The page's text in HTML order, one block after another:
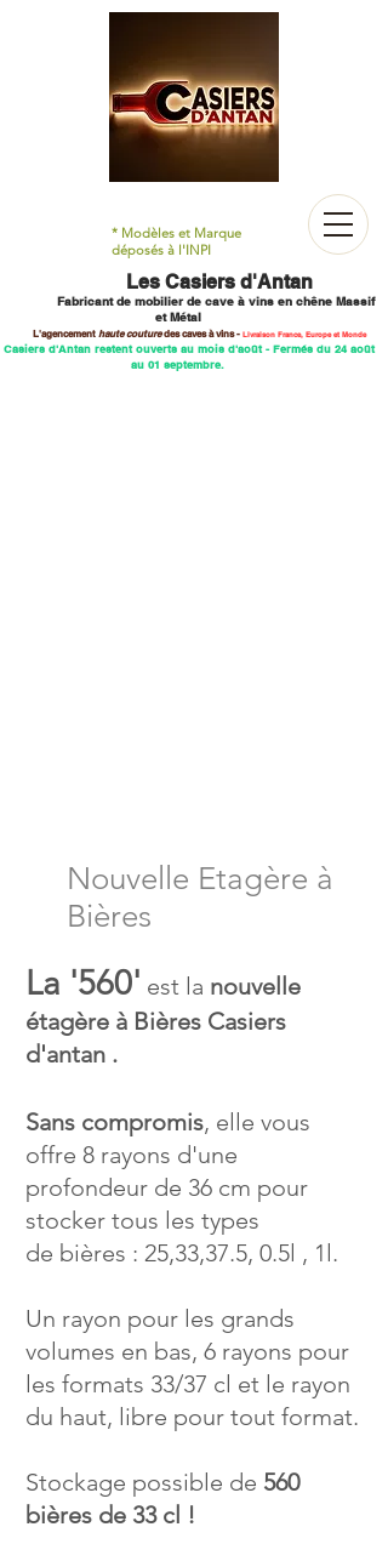
Les Casiers d'Antan
Fabricant de mobilierde cave à vins en chêne Massif
et Métal
L'agencement haute couturedes cavesà vins - Livraison France, Europe et Monde
Casiers d'Antan restent ouverts au mois d'août - Fermés du 24 août
au 01 septembre.
* Modèles et Marque
déposés à l'INPI
Nouvelle Etagère à
Bières
La '560' est la nouvelle
étagère à Bières Casiers
d'antan .
Sans compromis, elle vous
offre 8 rayons d'une
profondeur de 36 cm pour
stocker tous les types
de bières : 25,33,37.5, 0.5l , 1l.
Un rayon pour les grands
volumes en bas, 6 rayons pour
les formats 33/37 cl et le rayon
du haut, libre pour tout format.
Stockage possible de 560
bières de 33 cl !